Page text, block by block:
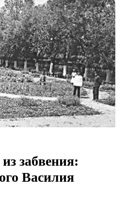
забвения:
Василия